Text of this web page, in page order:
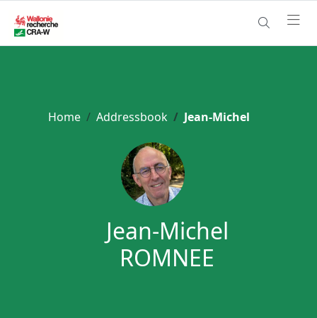
Home Addressbook Jean-Michel
Jean-Michel
ROMNEE